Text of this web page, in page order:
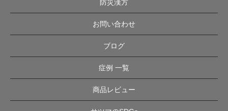
防災漢方
お問い合わせ
ブログ
症例 一覧
商品レビュー